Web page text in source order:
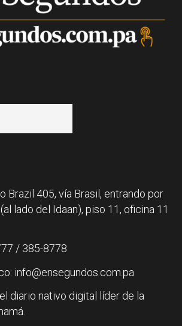
Brazil 405, vía Brasil, entrando por
lado del Idaan), piso 11, oficina 11
/ 385-8778
info@ensegundos.com.pa
diario nativo digital líder de la